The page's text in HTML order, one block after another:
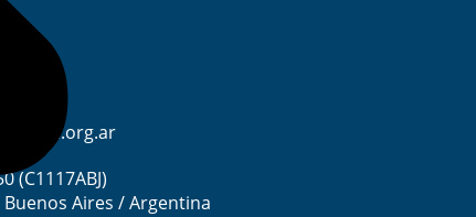
(C1117ABJ)
Buenos Aires / Argentina